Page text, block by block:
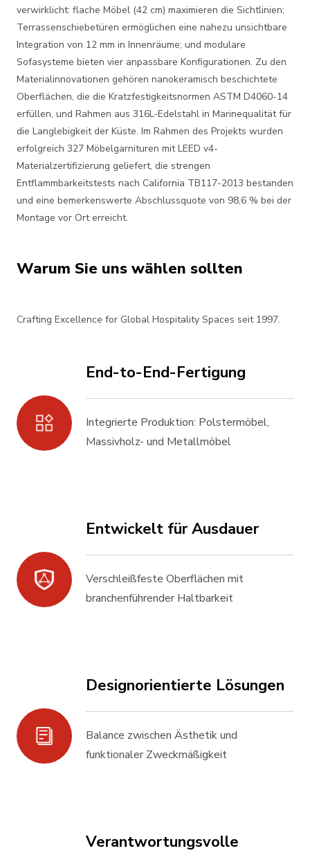
verwirklicht: flache Möbel (42 cm) maximieren die Sichtlinien;
Terrassenschiebetüren ermöglichen eine nahezu unsichtbare
Integration von 12 mm in Innenräume; und modulare
Sofasysteme bieten vier anpassbare Konfigurationen. Zu den
Materialinnovationen gehören nanokeramisch beschichtete
Oberflächen, die die Kratzfestigkeitsnormen ASTM D4060-14
erfüllen, und Rahmen aus 316L-Edelstahl in Marinequalität für
die Langlebigkeit der Küste. Im Rahmen des Projekts wurden
erfolgreich 327 Möbelgarnituren mit LEED v4-
Materialzertifizierung geliefert, die strengen
Entflammbarkeitstests nach California TB117-2013 bestanden
und eine bemerkenswerte Abschlussquote von 98,6 % bei der
Montage vor Ort erreicht.
Warum Sie uns wählen sollten
Crafting Excellence for Global Hospitality Spaces seit 1997.
End-to-End-Fertigung
Integrierte Produktion: Polstermöbel,
Massivholz- und Metallmöbel
Entwickelt für Ausdauer
Verschleißfeste Oberflächen mit
branchenführender Haltbarkeit
Designorientierte Lösungen
Balance zwischen Ästhetik und
funktionaler Zweckmäßigkeit
Verantwortungsvolle